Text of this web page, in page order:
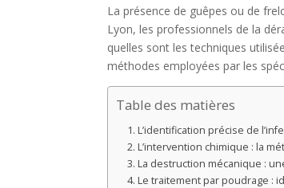
La présence de guêpes ou de
Lyon, les professionnels de la
quelles sont les techniques
méthodes employées par les
Table des matières
L’identification précise de
L’intervention chimique : la
La destruction mécanique :
Le traitement par poudrage :